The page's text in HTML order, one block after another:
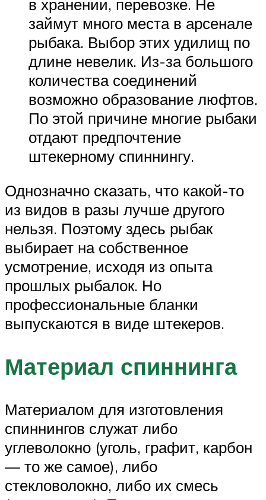
в хранении, перевозке. Не
займут много места в арсенале
рыбака. Выбор этих удилищ по
длине невелик. Из-за большого
количества соединений
возможно образование люфтов.
По этой причине многие рыбаки
отдают предпочтение
штекерному спиннингу.
Однозначно сказать, что какой-то
из видов в разы лучше другого
нельзя. Поэтому здесь рыбак
выбирает на собственное
усмотрение, исходя из опыта
прошлых рыбалок. Но
профессиональные бланки
выпускаются в виде штекеров.
Материал спиннинга
Материалом для изготовления
спиннингов служат либо
углеволокно (уголь, графит, карбон
— то же самое), либо
стекловолокно, либо их смесь